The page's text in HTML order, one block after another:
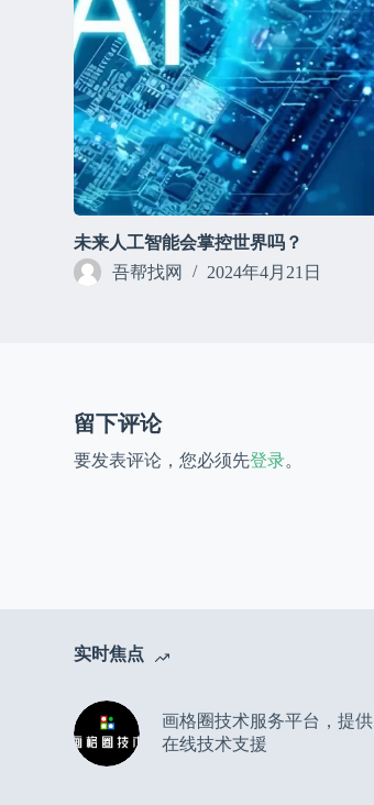
未来人工智能会掌控世界吗？
吾帮找网
2024年4月21日
留下评论
要发表评论，您必须先登录。
实时焦点
画格圈技术服务平台，提供
在线技术支援